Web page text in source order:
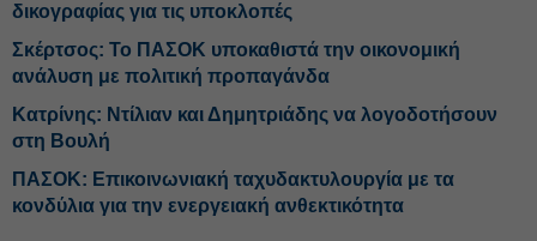
δικογραφίας για τις υποκλοπές
Σκέρτσος: Το ΠΑΣΟΚ υποκαθιστά την οικονομική
ανάλυση με πολιτική προπαγάνδα
Κατρίνης: Ντίλιαν και Δημητριάδης να λογοδοτήσουν
στη Βουλή
ΠΑΣΟΚ: Επικοινωνιακή ταχυδακτυλουργία με τα
κονδύλια για την ενεργειακή ανθεκτικότητα